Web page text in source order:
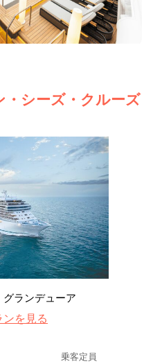
・シーズ・クルーズ
ランデューア
を見る
乗客定員